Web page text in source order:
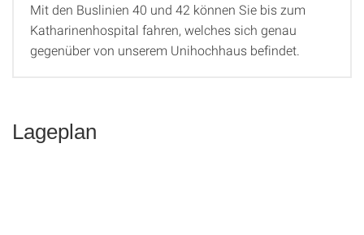
Mit den Buslinien 40 und 42 können Sie bis zum
Katharinenhospital fahren, welches sich genau
gegenüber von unserem Unihochhaus befindet.
Lageplan